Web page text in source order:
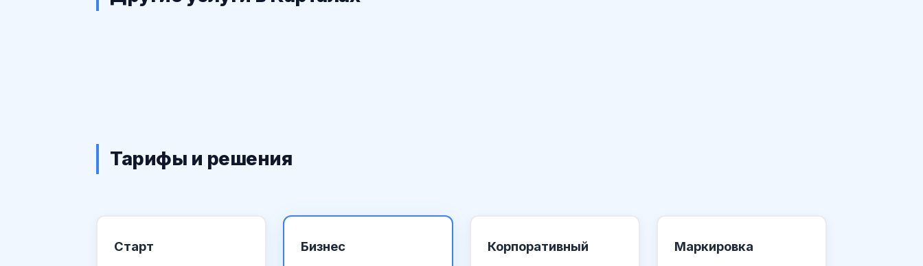
Тарифы и решения
Старт Бизнес Корпоративный Маркировка